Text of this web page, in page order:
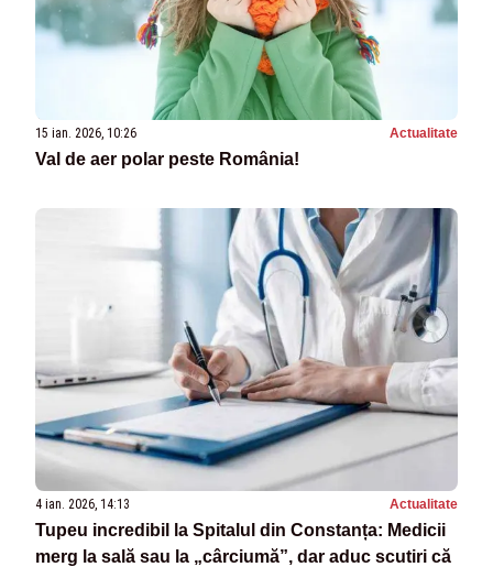
15 ian. 2026, 10:26 Actualitate
Val de aer polar peste România!
4 ian. 2026, 14:13 Actualitate
Tupeu incredibil la Spitalul din Constanța: Medicii
merg la sală sau la „cârciumă”, dar aduc scutiri că